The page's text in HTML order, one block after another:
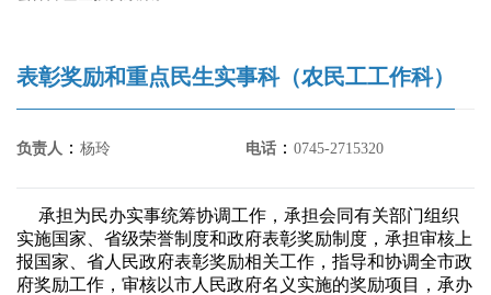
表彰奖励和重点民生实事科（农民工工作科）
负责人 ： 杨玲 电话 ： 0745-2715320
承担为民办实事统筹协调工作，承担会同有关部门组织
实施国家、省级荣誉制度和政府表彰奖励制度，承担审核上
报国家、省人民政府表彰奖励相关工作，指导和协调全市政
府奖励工作，审核以市人民政府名义实施的奖励项目，承办